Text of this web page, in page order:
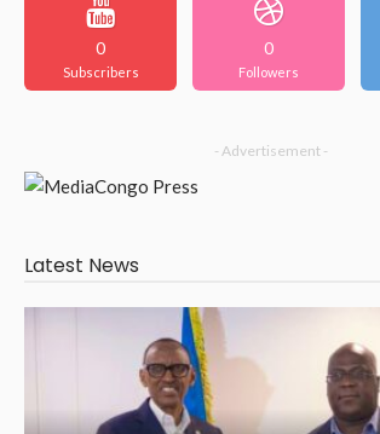
0
Subscribers
0
Followers
- Advertisement -
Latest News